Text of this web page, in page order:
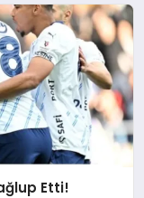
Etti!